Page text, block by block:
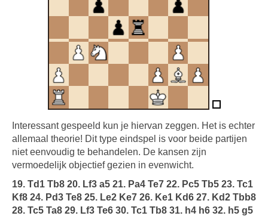
Interessant gespeeld kun je hiervan zeggen. Het is echter
allemaal theorie! Dit type eindspel is voor beide partijen
niet eenvoudig te behandelen. De kansen zijn
vermoedelijk objectief gezien in evenwicht.
19. Td1 Tb8 20. Lf3 a5 21. Pa4 Te7 22. Pc5 Tb5 23. Tc1
Kf8 24. Pd3 Te8 25. Le2 Ke7 26. Ke1 Kd6 27. Kd2 Tbb8
28. Tc5 Ta8 29. Lf3 Te6 30. Tc1 Tb8 31. h4 h6 32. h5 g5